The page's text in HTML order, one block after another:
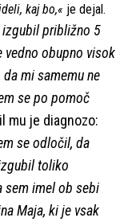
kaj bo,« je dejal.
izgubil približno 5
vedno obupno visok
mi samemu ne
se po pomoč
mu je diagnozo:
se odločil, da
toliko
sem imel ob sebi
Maja, ki je vsak